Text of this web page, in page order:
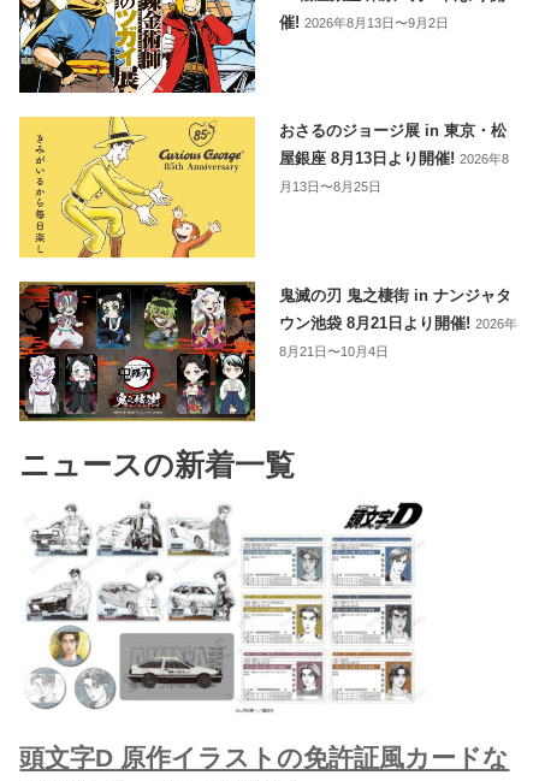
催!2026年8月13日〜9月2日
おさるのジョージ展 in 東京・松
屋銀座 8月13日より開催!2026年8
月13日〜8月25日
鬼滅の刃 鬼之棲街 in ナンジャタ
ウン池袋 8月21日より開催!2026年
8月21日〜10月4日
ニュースの新着一覧
頭文字D 原作イラストの免許証風カードな